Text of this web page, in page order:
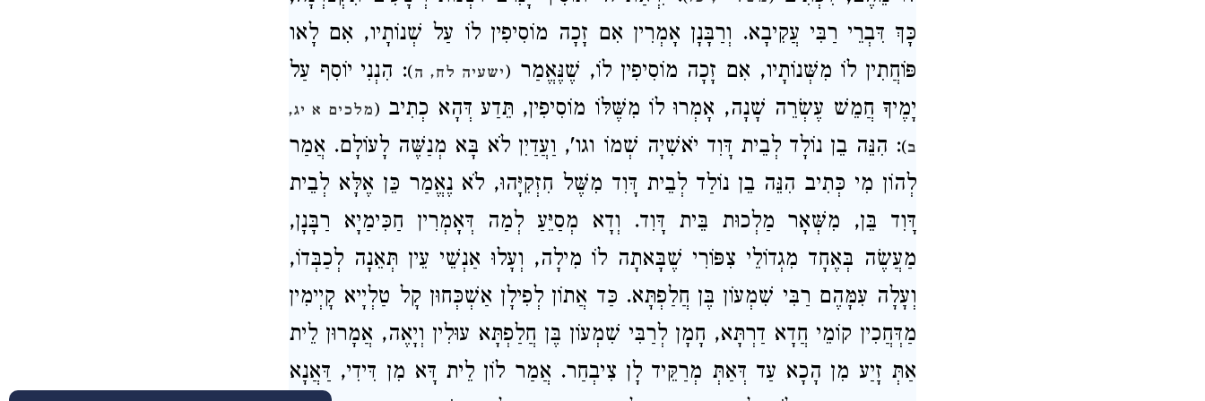
כָּךְ דִּבְרֵי רַבִּי עֲקִיבָא. וְרַבָּנָן אָמְרִין אִם זָכָה מוֹסִיפִין לוֹ עַל שְׁנוֹתָיו, אִם לָאו
פּוֹחֲתִין לוֹ מִשְּׁנוֹתָיו, אִם זָכָה מוֹסִיפִין לוֹ, שֶׁנֶּאֱמַר (ישעיה לח, ה): הִנְנִי יוֹסִף עַל
יָמֶיךָ חֲמֵשׁ עֶשְׂרֵה שָׁנָה, אָמְרוּ לוֹ מִשֶּׁלּוֹ מוֹסִיפִין, תֵּדַע דְּהָא כְתִיב (מלכים א יג,
ב): הִנֵּה בֵן נוֹלָד לְבֵית דָּוִד יֹאשִׁיָה שְׁמוֹ וגו', וַעֲדַיִן לֹא בָּא מְנַשֶּׁה לָעוֹלָם. אֲמַר
לְהוֹן מִי כְּתִיב הִנֵּה בֵן נוֹלַד לְבֵית דָּוִד מִשֶּׁל חִזְקִיָּהוּ, לֹא נֶאֱמַר כֵּן אֶלָּא לְבֵית
דָּוִד בֵּן, מִשְּׁאָר מַלְכוּת בֵּית דָּוִד. וְדָא מְסַיֵּעַ לְמַה דְּאָמְרִין חַכִּימַיָא רַבָּנָן,
מַעֲשֶׂה בְּאֶחָד מִגְדוֹלֵי צִפּוֹרִי שֶׁבָּאתָה לוֹ מִילָה, וְעָלוּ אַנְשֵׁי עֵין תְּאֵנָה לְכַבְּדוֹ,
וְעָלָה עִמָּהֶם רַבִּי שִׁמְעוֹן בֶּן חֲלַפְתָּא. כַּד אֲתוֹן לְפִילָן אַשְׁכְּחוּן קָל טַלְיָיא קָיְימִין
מַדְּחֲכִין קוֹמֵי חֲדָא דַרְתָּא, חָמָן לְרַבִּי שִׁמְעוֹן בֶּן חֲלַפְתָּא עוּלִין וְיָאֶה, אֲמָרוּן לֵית
אַתְּ זָיַע מִן הָכָא עַד דְּאַתְּ מְרַקֵּיד לָן צִיבְחַר. אֲמַר לוֹן לֵית דָּא מִן דִּידִי, דַּאֲנָא